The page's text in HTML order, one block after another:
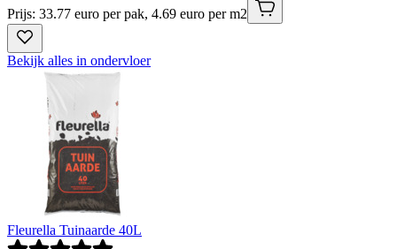
Prijs: 33.77 euro per pak, 4.69 euro per m2
Bekijk alles in ondervloer
Fleurella Tuinaarde 40L